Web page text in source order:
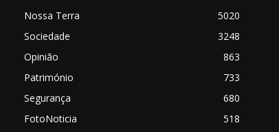
Nossa Terra
5020
Sociedade
3248
Opinião
863
Património
733
Segurança
680
FotoNoticia
518